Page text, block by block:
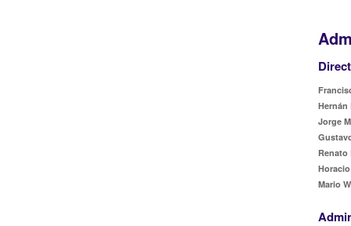
Hernán
Jorge
Renato
Mario